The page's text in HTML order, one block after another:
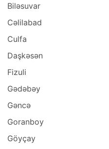
Biləsuvar
Cəlilabad
Culfa
Daşkəsən
Fizuli
Gədəbəy
Gəncə
Goranboy
Göyçay